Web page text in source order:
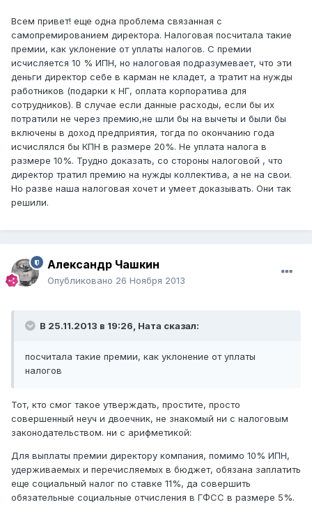
Всем привет! еще одна проблема связанная с
самопремированием директора. Налоговая посчитала такие
премии, как уклонение от уплаты налогов. С премии
исчисляется 10 % ИПН, но налоговая подразумевает, что эти
деньги директор себе в карман не кладет, а тратит на нужды
работников (подарки к НГ, оплата корпоратива для
сотрудников). В случае если данные расходы, если бы их
потратили не через премию,не шли бы на вычеты и были бы
включены в доход предприятия, тогда по окончанию года
исчислялся бы КПН в размере 20%. Не уплата налога в
размере 10%. Трудно доказать, со стороны налоговой , что
директор тратил премию на нужды коллектива, а не на свои.
Но разве наша налоговая хочет и умеет доказывать. Они так
решили.
Александр Чашкин
Опубликовано 26 Ноября 2013
В 25.11.2013 в 19:26, Ната сказал:
посчитала такие премии, как уклонение от уплаты
налогов
Тот, кто смог такое утверждать, простите, просто
совершенный неуч и двоечник, не знакомый ни с налоговым
законодательством. ни с арифметикой:
Для выплаты премии директору компания, помимо 10% ИПН,
удерживаемых и перечисляемых в бюджет, обязана заплатить
еще социальный налог по ставке 11%, да совершить
обязательные социальные отчисления в ГФСС в размере 5%.